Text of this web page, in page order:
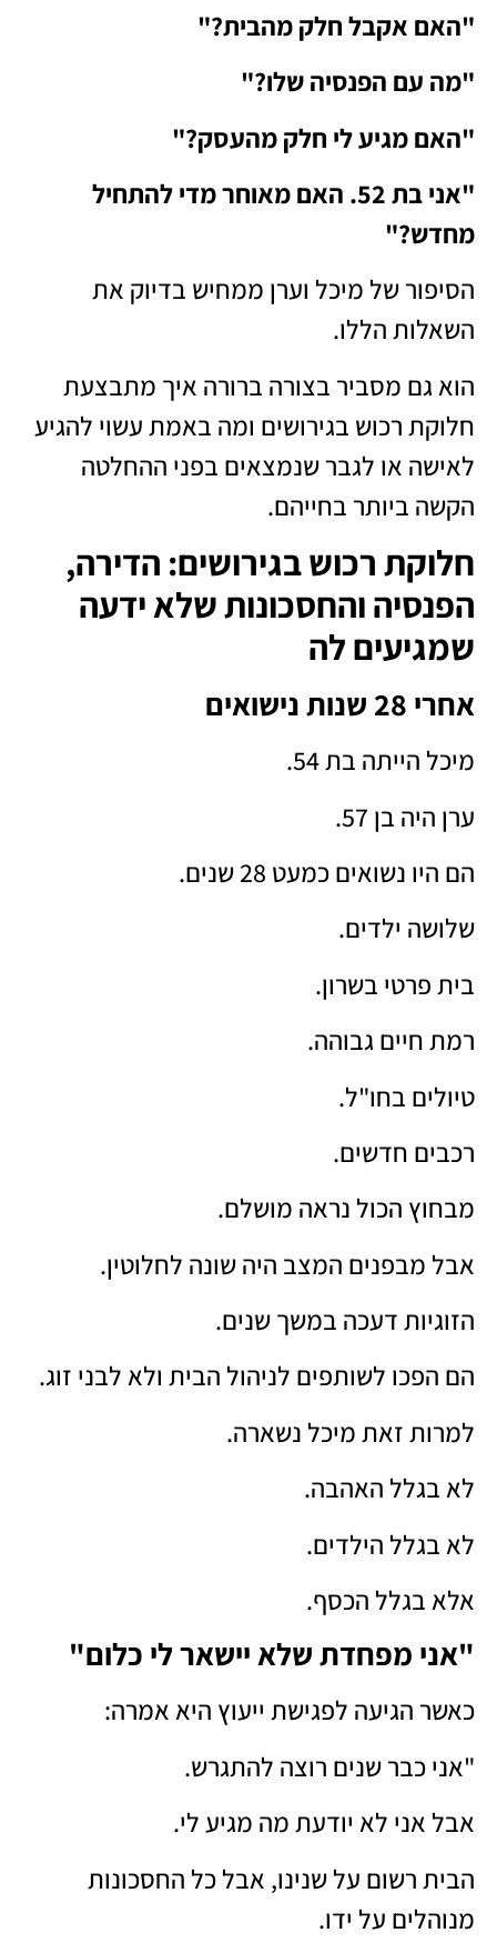
"האם אקבל חלק מהבית?"
"מה עם הפנסיה שלו?"
"האם מגיע לי חלק מהעסק?"
"אני בת 52. האם מאוחר מדי להתחיל
מחדש?"
הסיפור של מיכל וערן ממחיש בדיוק את
השאלות הללו.
הוא גם מסביר בצורה ברורה איך מתבצעת
חלוקת רכוש בגירושים ומה באמת עשוי להגיע
לאישה או לגבר שנמצאים בפני ההחלטה
הקשה ביותר בחייהם.
חלוקת רכוש בגירושים: הדירה,
הפנסיה והחסכונות שלא ידעה
שמגיעים לה
אחרי 28 שנות נישואים
מיכל הייתה בת 54.
ערן היה בן 57.
הם היו נשואים כמעט 28 שנים.
שלושה ילדים.
בית פרטי בשרון.
רמת חיים גבוהה.
טיולים בחו"ל.
רכבים חדשים.
מבחוץ הכול נראה מושלם.
אבל מבפנים המצב היה שונה לחלוטין.
הזוגיות דעכה במשך שנים.
הם הפכו לשותפים לניהול הבית ולא לבני זוג.
למרות זאת מיכל נשארה.
לא בגלל האהבה.
לא בגלל הילדים.
אלא בגלל הכסף.
"אני מפחדת שלא יישאר לי כלום"
כאשר הגיעה לפגישת ייעוץ היא אמרה:
"אני כבר שנים רוצה להתגרש.
אבל אני לא יודעת מה מגיע לי.
הבית רשום על שנינו, אבל כל החסכונות
מנוהלים על ידו.